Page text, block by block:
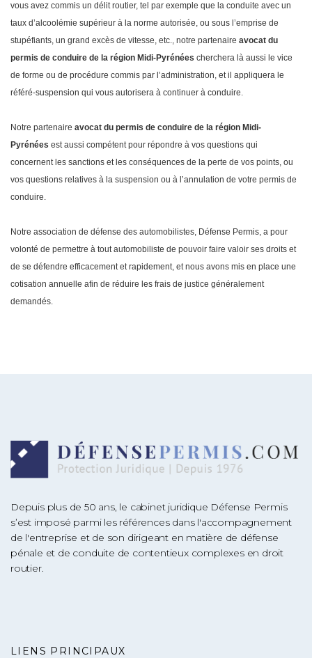
vous avez commis un délit routier, tel par exemple que la conduite avec un
taux d’alcoolémie supérieur à la norme autorisée, ou sous l’emprise de
stupéfiants, un grand excès de vitesse, etc., notre partenaire avocat du
permis de conduire de la région Midi-Pyrénées cherchera là aussi le vice
de forme ou de procédure commis par l’administration, et il appliquera le
référé-suspension qui vous autorisera à continuer à conduire.
Notre partenaire avocat du permis de conduire de la région Midi-
Pyrénées est aussi compétent pour répondre à vos questions qui
concernent les sanctions et les conséquences de la perte de vos points, ou
vos questions relatives à la suspension ou à l’annulation de votre permis de
conduire.
Notre association de défense des automobilistes, Défense Permis, a pour
volonté de permettre à tout automobiliste de pouvoir faire valoir ses droits et
de se défendre efficacement et rapidement, et nous avons mis en place une
cotisation annuelle afin de réduire les frais de justice généralement
demandés.
Depuis plus de 50 ans, le cabinet juridique Défense Permis
s’est imposé parmi les références dans l'accompagnement
de l'entreprise et de son dirigeant en matière de défense
pénale et de conduite de contentieux complexes en droit
routier.
LIENS PRINCIPAUX